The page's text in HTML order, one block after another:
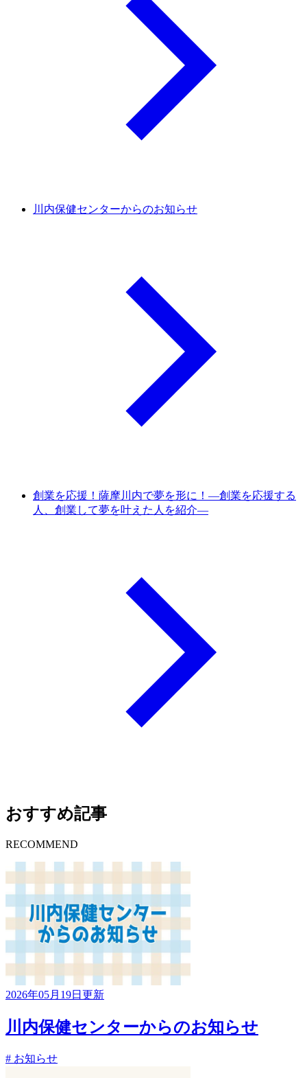
川内保健センターからのお知らせ
創業を応援！薩摩川内で夢を形に！―創業を応援する
人、創業して夢を叶えた人を紹介―
おすすめ記事
RECOMMEND
2026年05月19日更新
川内保健センターからのお知らせ
# お知らせ